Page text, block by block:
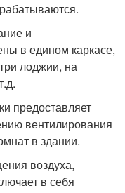
и
в едином каркасе,
лоджии, на
предоставляет
вентилирования
в здании.
воздуха,
в себя